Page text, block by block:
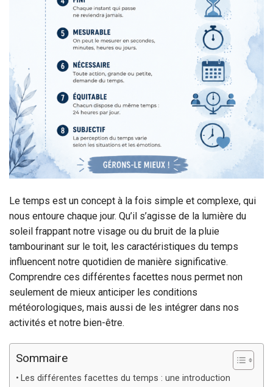
Le temps est un concept à la fois simple et complexe, qui
nous entoure chaque jour. Qu’il s’agisse de la lumière du
soleil frappant notre visage ou du bruit de la pluie
tambourinant sur le toit, les caractéristiques du temps
influencent notre quotidien de manière significative.
Comprendre ces différentes facettes nous permet non
seulement de mieux anticiper les conditions
météorologiques, mais aussi de les intégrer dans nos
activités et notre bien-être.
Sommaire
Les différentes facettes du temps : une introduction